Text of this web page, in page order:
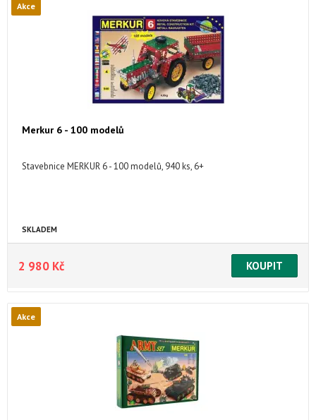
Akce
Merkur 6 - 100 modelů
Stavebnice MERKUR 6 - 100 modelů, 940 ks, 6+
SKLADEM
2 980 Kč
Akce